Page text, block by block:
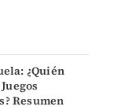
¿Quién
Resumen